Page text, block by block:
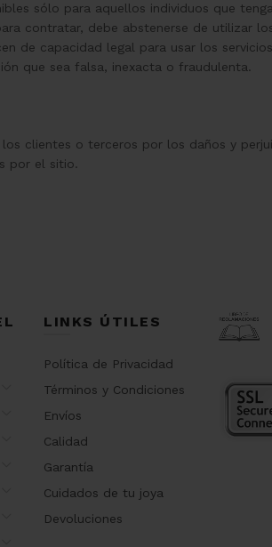
sólo para aquellos individuos que
contratar, debe abstenerse de utilizar
de capacidad legal para usar los
que sea falsa, inexacta o fraudulenta.
clientes o terceros por los daños y
por el sitio.
LINKS ÚTILES
Política de Privacidad
Términos y Condiciones
Envíos
Calidad
Garantía
Cuidados de tu joya
Devoluciones